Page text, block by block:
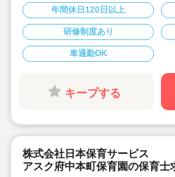
◆完全週休二日制で年間
◆月1～2回程度の土曜出
を取れます。
◆新卒の方からベテラン
す！見学も可能です♪
年間休日120日以上
研修制度あり
車通勤OK
キープする
株式会社日本保育サービス
アスク府中本町保育園の保育士